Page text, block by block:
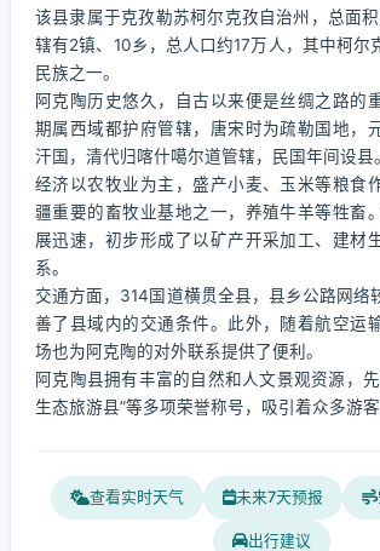
该县隶属于克孜勒苏柯尔克孜自治州，总面积
辖有2镇、10乡，总人口约17万人，其中柯尔
民族之一。
阿克陶历史悠久，自古以来便是丝绸之路的
期属西域都护府管辖，唐宋时为疏勒国地，
汗国，清代归喀什噶尔道管辖，民国年间设县。
经济以农牧业为主，盛产小麦、玉米等粮食
疆重要的畜牧业基地之一，养殖牛羊等牲畜
展迅速，初步形成了以矿产开采加工、建材
系。
交通方面，314国道横贯全县，县乡公路网络
善了县域内的交通条件。此外，随着航空运
场也为阿克陶的对外联系提供了便利。
阿克陶县拥有丰富的自然和人文景观资源，
生态旅游县”等多项荣誉称号，吸引着众多游客
查看实时天气 未来7天预报
出行建议